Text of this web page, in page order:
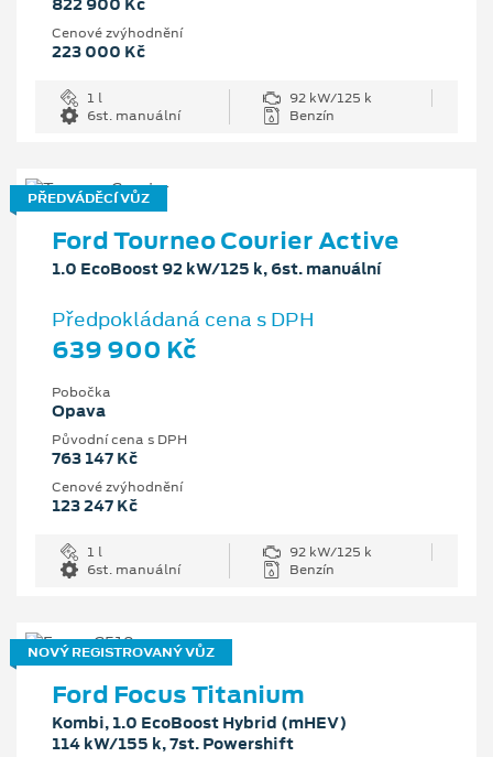
822 900 Kč
Cenové zvýhodnění
223 000 Kč
1 l
92 kW/125 k
6st. manuální
Benzín
PŘEDVÁDĚCÍ VŮZ
Ford Tourneo Courier Active
1.0 EcoBoost 92 kW/125 k, 6st. manuální
Předpokládaná cena s DPH
639 900 Kč
Pobočka
Opava
Původní cena s DPH
763 147 Kč
Cenové zvýhodnění
123 247 Kč
1 l
92 kW/125 k
6st. manuální
Benzín
NOVÝ REGISTROVANÝ VŮZ
Ford Focus Titanium
Kombi, 1.0 EcoBoost Hybrid (mHEV)
114 kW/155 k, 7st. Powershift